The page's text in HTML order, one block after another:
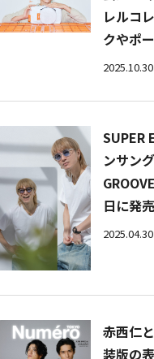
レルコ
クやポ
2025.10.30
SUPER
ンサン
日に発
2025.04.30
赤西仁
装版の